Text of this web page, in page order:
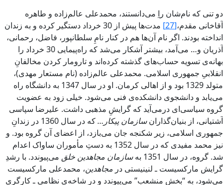
دو تنى که نام‌شان راِ مى‌دانستند، محمدعلى‌ عالم‌زاده و طاهره
آقاخانى مقدم‌،[27]
مدت‌ها پيش‏ از 30 خرداد دستگير کرده و به زندان
انداخته بودند. اگر نام آن‌ها هم در کنار نامِ سلطانپور، فاضل، رحمانى،
آذريان و… مى‌آمد، بيشتر آشکار مى‌شد که راه‌پيمایى 30 خرداد را
بهانه‌ى تسويه حساب‌هاى گذشته کرده‌اند و تار‌و‌مار کردن مخالفانِ
انقلابى‌ِ جمهورى اسلامى. محمدعلى عالم‌زاده (‌نام مستعار مهدى‌)،
متولد 1329 بود و از اهالى کرمان. او در سال 1347 به دانشگاه راه‌
مى‌يابد و دانشجوى دانشکده‌ى فنى مى‌شود. خيلى زود به عضويت
گروه سياسى‌‌ای‌ درمى‌آيد که گرايشِ مذهبى داشت. علیرضا سپاسى
آشتيانى، از بنيان‌گذاران‌سازمان پيکار…
که در سال 1360 در زندانِ
جمهورى اسلامى، زير شکنجه جان مى‌بازد، از اعضاى آن گروه بود. و
نيز محمد مفيدى که در سال 1352 به دستِ مأموران ساواک اعدام
‌شد. گروه، در سال 1351 به
سازمان مجاهدين خلق مى‌پيوندد. با رشدِ
گرايش‏ مارکسيست ـ لنينيستى در مجاهدين، محمدعلى مارکسيست
مى‌شود، به “‌بخش‏ منشعب‌” مى‌پيوندد و در شاخه‌ى نظامى‌ ـ ‌کارگرى